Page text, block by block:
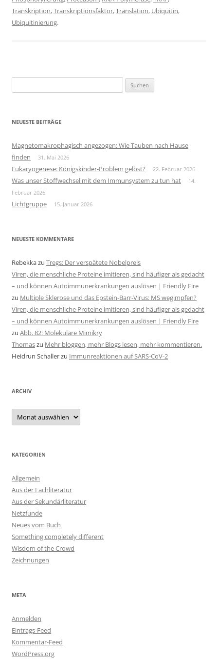
Transkription,Transkriptionsfaktor,Translation, Ubiquitin,
Ubiquitinierung.
nach:
NEUESTE BEITRÄGE
Magnetomakrophagisch angezogen: Wie Tauben nach Hause
finden
31. Mai 2026
Eukaryogenese: Königskinder-Problem gelöst? 22. Februar 2026
Was unser Stoffwechsel mit dem Immunsystem zu tun hat
14.
Februar 2026
Lichtgruppe 15. Januar 2026
NEUESTE KOMMENTARE
Rebekkazu Tregs: Der verspätete Nobelpreis
Viren, die menschliche Proteine imitieren, sind häufiger als gedacht
– und können Autoimmunerkrankungen auslösen | Friendly Fire
zu Multiple Sklerose und das Epstein-Barr-Virus: MS wegimpfen?
Viren, die menschliche Proteine imitieren, sind häufiger als gedacht
– und können Autoimmunerkrankungen auslösen | Friendly Fire
zu Abb. 82: Molekulare Mimikry
Thomaszu Mehr bloggen, mehr Blogs lesen, mehr kommentieren.
Heidrun Schallerzu Immunreaktionen auf SARS-CoV-2
ARCHIV
Archiv
KATEGORIEN
Allgemein
Aus der Fachliteratur
Aus der Sekundärliteratur
Netzfunde
Neues vom Buch
Something completely different
Wisdom of the Crowd
Zeichnungen
META
Anmelden
Eintrags-Feed
Kommentar-Feed
WordPress.org